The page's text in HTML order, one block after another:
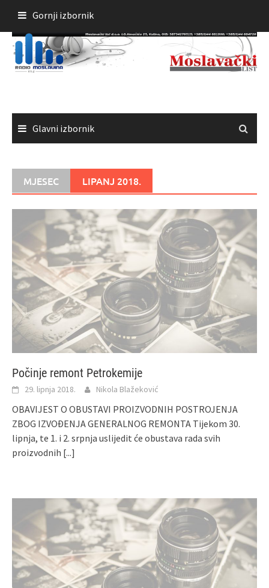
sadržaja
Gornji izbornik
Glavni izbornik
MJESEC LIPANJ 2018.
Počinje remont Petrokemije
29. lipnja 2018. Nikola Blažeković
OBAVIJEST O OBUSTAVI PROIZVODNIH POSTROJENJA
ZBOG IZVOĐENJA GENERALNOG REMONTA Tijekom 30.
lipnja, te 1. i 2. srpnja uslijedit će obustava rada svih
proizvodnih [...]